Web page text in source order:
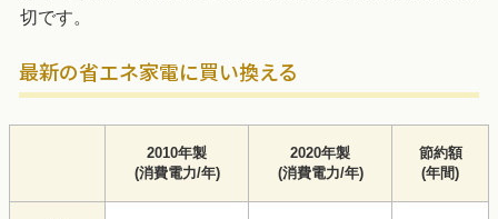
切です。
最新の省エネ家電に買い換える
2010年製
(消費電力/年)
2020年製
(消費電力/年)
節約額
(年間)